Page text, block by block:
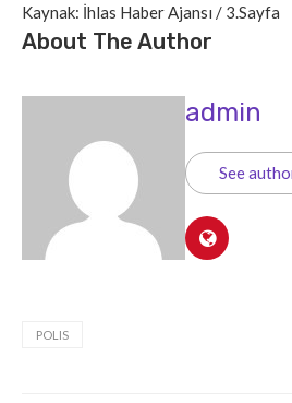
Kaynak: İhlas Haber Ajansı / 3.Sayfa
About The Author
admin
See
POLIS